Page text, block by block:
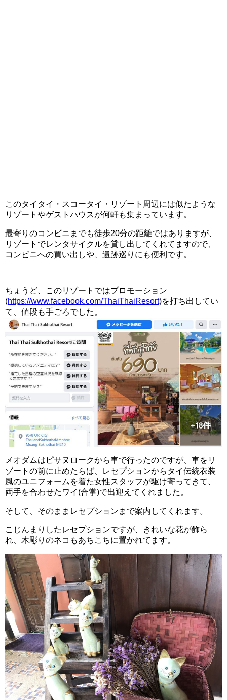
このタイタイ・スコータイ・リゾート周辺には似たような
リゾートやゲストハウスが何軒も集まっています。
最寄りのコンビニまでも徒歩20分の距離ではありますが、
リゾートでレンタサイクルを貸し出してくれてますので、
コンビニへの買い出しや、遺跡巡りにも便利です。
ちょうど、このリゾートではプロモーション
(https://www.facebook.com/ThaiThaiResort)を打ち出してい
て、値段も手ごろでした。
メオダムはピサヌロークから車で行ったのですが、車をリ
ゾートの前に止めたらば、レセプションからタイ伝統衣装
風のユニフォームを着た女性スタッフが駆け寄ってきて、
両手を合わせたワイ(合掌)で出迎えてくれました。
そして、そのままレセプションまで案内してくれます。
こじんまりしたレセプションですが、きれいな花が飾ら
れ、木彫りのネコもあちこちに置かれてます。